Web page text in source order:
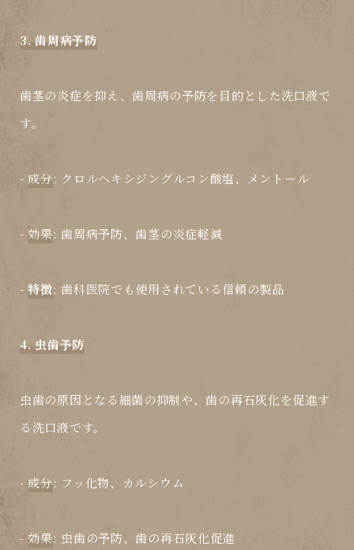
3. 歯周病予防
歯茎の炎症を抑え、歯周病の予防を目的とした洗口液で
す。
- 成分: クロルヘキシジングルコン酸塩、メントール
-効果: 歯周病予防、歯茎の炎症軽減
-特徴: 歯科医院でも使用されている信頼の製品
4. 虫歯予防
虫歯の原因となる細菌の抑制や、歯の再石灰化を促進す
る洗口液です。
- 成分: フッ化物、カルシウム
-効果: 虫歯の予防、歯の再石灰化促進